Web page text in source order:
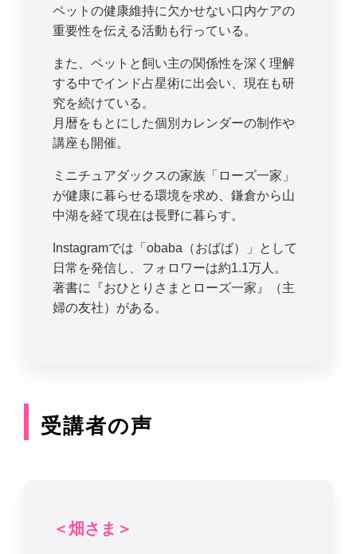
ペットの健康維持に欠かせない口内ケアの
重要性を伝える活動も行っている。
また、ペットと飼い主の関係性を深く理解
する中でインド占星術に出会い、現在も研
究を続けている。
月暦をもとにした個別カレンダーの制作や
講座も開催。
ミニチュアダックスの家族「ローズ一家」
が健康に暮らせる環境を求め、鎌倉から山
中湖を経て現在は長野に暮らす。
Instagramでは「obaba（おばば）」として
日常を発信し、フォロワーは約1.1万人。
著書に『おひとりさまとローズ一家』（主
婦の友社）がある。
受講者の声
＜畑さま＞